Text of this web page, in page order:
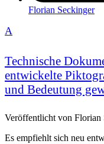
Florian Seckinger
A
Technische
entwickelte
und Bedeutung
Veröffentlicht von Florian
Es empfiehlt sich neu